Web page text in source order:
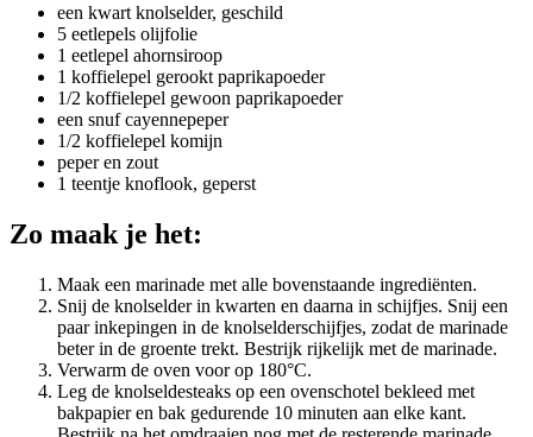
een kwart knolselder, geschild
5 eetlepels olijfolie
1 eetlepel ahornsiroop
1 koffielepel gerookt paprikapoeder
1/2 koffielepel gewoon paprikapoeder
een snuf cayennepeper
1/2 koffielepel komijn
peper en zout
1 teentje knoflook, geperst
Zo maak je het:
Maak een marinade met alle bovenstaande ingrediënten.
Snij de knolselder in kwarten en daarna in schijfjes. Snij een
paar inkepingen in de knolselderschijfjes, zodat de marinade
beter in de groente trekt. Bestrijk rijkelijk met de marinade.
Verwarm de oven voor op 180°C.
Leg de knolseldesteaks op een ovenschotel bekleed met
bakpapier en bak gedurende 10 minuten aan elke kant.